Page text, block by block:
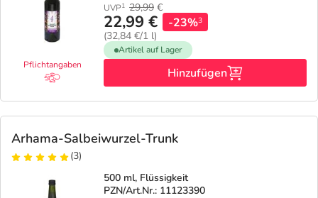
Pflichtangaben
UVP1 29,99 €
22,99 €
(32,84 €/1 l)
-23%3
Artikel auf Lager
Hinzufügen
Arhama-Salbeiwurzel-Trunk
(3)
500 ml, Flüssigkeit
PZN/Art.Nr.: 11123390